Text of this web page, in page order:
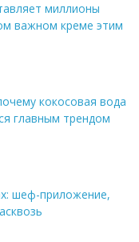
миллионы
важном креме этим
кокосовая вода
главным трендом
шеф-приложение,